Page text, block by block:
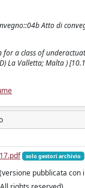
Atto di
a class of
La Valletta; Malta )
solo gestori archivio
pubblicata con